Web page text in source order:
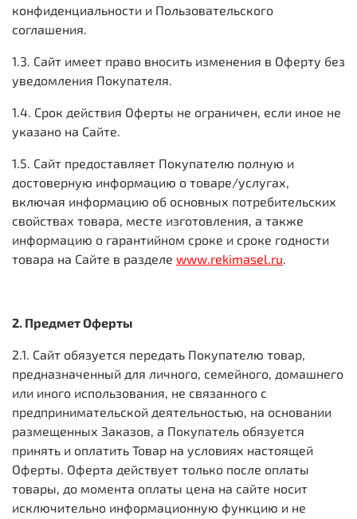
конфиденциальности и Пользовательского
соглашения.
1.3. Сайт имеет право вносить изменения в Оферту без
уведомления Покупателя.
1.4. Срок действия Оферты не ограничен, если иное не
указано на Сайте.
1.5. Сайт предоставляет Покупателю полную и
достоверную информацию о товаре/услугах,
включая информацию об основных потребительских
свойствах товара, месте изготовления, а также
информацию о гарантийном сроке и сроке годности
товара на Сайте в разделе www.rekimasel.ru.
2. Предмет Оферты
2.1. Сайт обязуется передать Покупателю товар,
предназначенный для личного, семейного, домашнего
или иного использования, не связанного с
предпринимательской деятельностью, на основании
размещенных Заказов, а Покупатель обязуется
принять и оплатить Товар на условиях настоящей
Оферты. Оферта действует только после оплаты
товары, до момента оплаты цена на сайте носит
исключительно информационную функцию и не